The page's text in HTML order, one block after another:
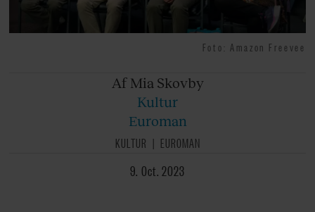
Foto: Amazon Freevee
Af Mia Skovby
Kultur
Euroman
KULTUR
EUROMAN
9. Oct. 2023